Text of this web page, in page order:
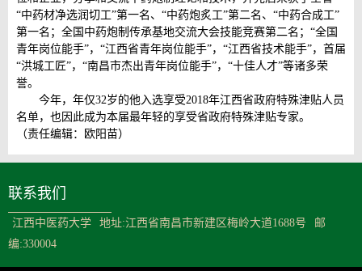
“中药材净选润切工”第一名、“中药炮炙工”第二名、“中药合成工”
第一名；全国中药炮制传承基地交流大会技能竞赛第二名；“全国
青年岗位能手”，“江西省青年岗位能手”，“江西省技术能手”，首届
“洪城工匠”，“南昌市杰出青年岗位能手”，“十佳人才”等诸多荣
誉。
今年，年仅32岁的他入选享受2018年江西省政府特殊津贴人员
名单，也因此成为本届最年轻的享受省政府特殊津贴专家。
（责任编辑：欧阳苗）
联系我们
江西中医药大学 地址:江西省南昌市新建区梅岭大道1688号
邮
编:330004